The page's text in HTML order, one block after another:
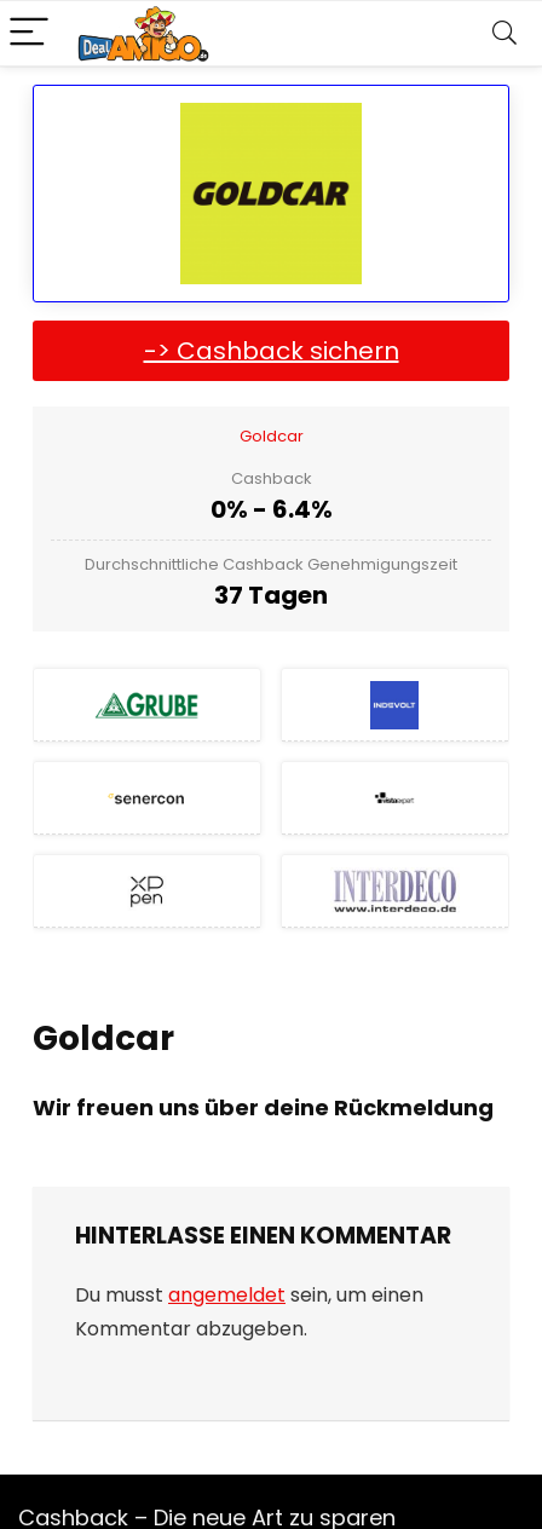
-> Cashback sichern
Goldcar
Cashback
0% - 6.4%
Durchschnittliche Cashback Genehmigungszeit
37 Tagen
Goldcar
Wir freuen uns über deine Rückmeldung
HINTERLASSE EINEN KOMMENTAR
Du musst angemeldet sein, um einen
Kommentar abzugeben.
Cashback – Die neue Art zu sparen